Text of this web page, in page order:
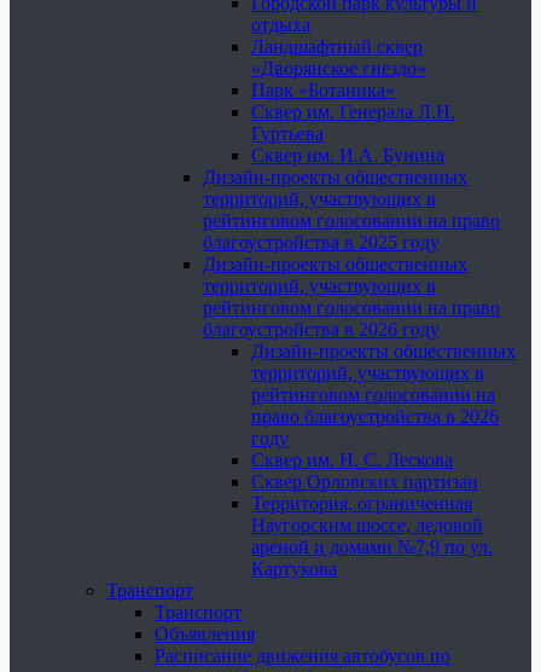
отдыха
Ландшафтный сквер
«Дворянское гнездо»
Парк «Ботаника»
Сквер им. Генерала Л.Н.
Гуртьева
Сквер им. И.А. Бунина
Дизайн-проекты общественных
территорий, участвующих в
рейтинговом голосовании на право
благоустройства в 2025 году
Дизайн-проекты общественных
территорий, участвующих в
рейтинговом голосовании на право
благоустройства в 2026 году
Дизайн-проекты общественных
территорий, участвующих в
рейтинговом голосовании на
право благоустройства в 2026
году
Сквер им. Н. С. Лескова
Сквер Орловских партизан
Территория, ограниченная
Наугорским шоссе, ледовой
ареной и домами №7,9 по ул.
Картукова
Транспорт
Транспорт
Объявления
Расписание движения автобусов по